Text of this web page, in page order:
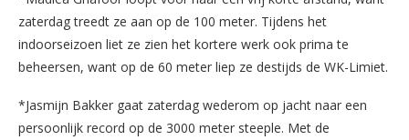
zaterdag treedt ze aan op de 100 meter. Tijdens het
indoorseizoen liet ze zien het kortere werk ook prima te
beheersen, want op de 60 meter liep ze destijds de WK-Limiet.
*Jasmijn Bakker gaat zaterdag wederom op jacht naar een
persoonlijk record op de 3000 meter steeple. Met de